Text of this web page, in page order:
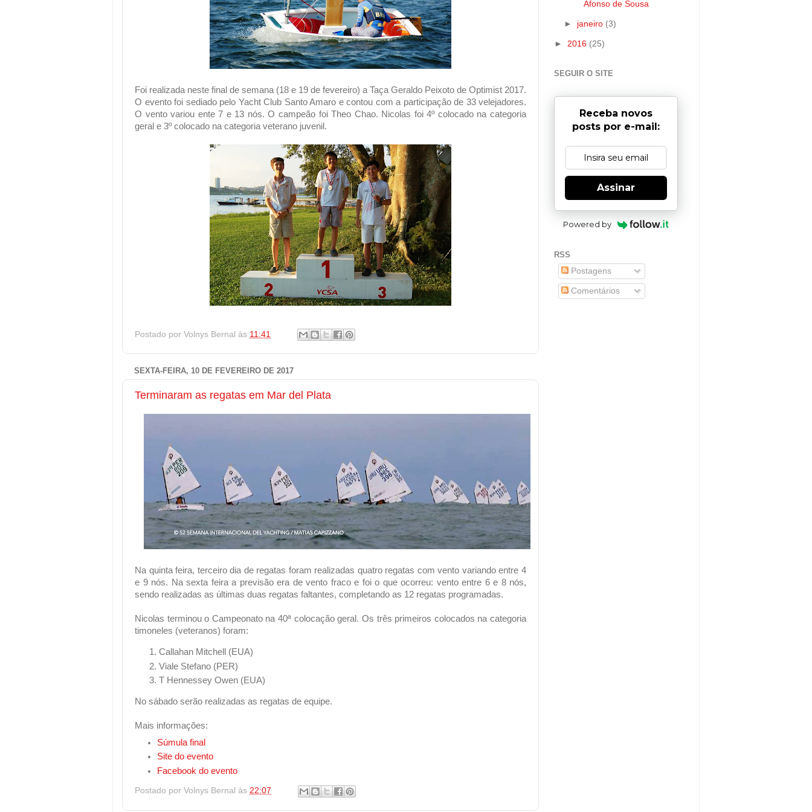
Foi realizada neste final de semana (18 e 19 de fevereiro) a Taça Geraldo Peixoto de Optimist 2017.
O evento foi sediado pelo Yacht Club Santo Amaro e contou com a participação de 33 velejadores.
O vento variou ente 7 e 13 nós. O campeão foi Theo Chao. Nicolas foi 4º colocado na categoria
geral e 3º colocado na categoria veterano juvenil.
Postado por Volnys Bernal às 11:41
SEXTA-FEIRA, 10 DE FEVEREIRO DE 2017
Terminaram as regatas em Mar del Plata
Na quinta feira, terceiro dia de regatas foram realizadas quatro regatas com vento variando entre 4
e 9 nós. Na sexta feira a previsão era de vento fraco e foi o que ocorreu: vento entre 6 e 8 nós,
sendo realizadas as últimas duas regatas faltantes, completando as 12 regatas programadas.
Nicolas terminou o Campeonato na 40ª colocação geral. Os três primeiros colocados na categoria
timoneles (veteranos) foram:
Callahan Mitchell (EUA)
Viale Stefano (PER)
T Hennessey Owen (EUA)
No sábado serão realizadas as regatas de equipe.
Mais informações:
Súmula final
Site do evento
Facebook do evento
Postado por Volnys Bernal às 22:07
Afonso de Sousa
► janeiro (3)
► 2016 (25)
SEGUIR O SITE
Receba novos
posts por e-mail:
Assinar
Powered by
RSS
Postagens
Comentários